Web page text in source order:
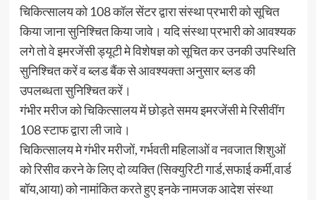
चिकित्सालय को 108 कॉल सेंटर द्वारा संस्था प्रभारी को सूचित
किया जाना सुनिश्चित किया जावे। यदि संस्था प्रभारी को आवश्यक
लगे तो वे इमरजेंसी ड्यूटी मे विशेषज्ञ को सूचित कर उनकी उपस्थिति
सुनिश्चित करें व ब्लड बैंक से आवश्यक्ता अनुसार ब्लड की
उपलब्धता सुनिश्चित करें।
गंभीर मरीज को चिकित्सालय में छोड़ते समय इमरजेंसी मे रिसीवींग
108 स्टाफ द्वारा ली जावे।
चिकित्सालय मे गंभीर मरीजों, गर्भवती महिलाओं व नवजात शिशुओं
को रिसीव करने के लिए दो व्यक्ति (सिक्युरिटी गार्ड,सफाई कर्मी,वार्ड
बॉय,आया) को नामांकित करते हुए इनके नामजक आदेश संस्था